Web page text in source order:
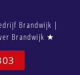
Brandwijk |
Brandwijk ★